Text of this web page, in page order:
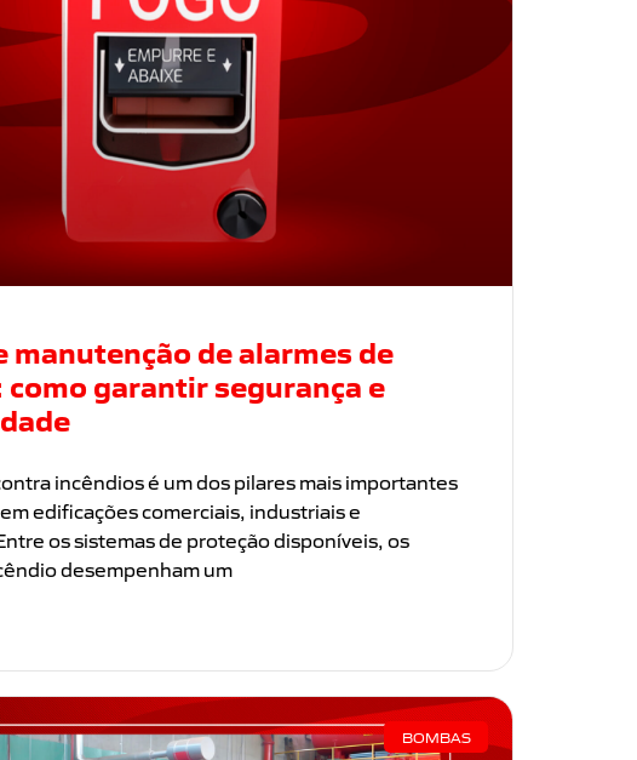
manutenção de alarmes de
garantir segurança e
incêndios é um dos pilares mais importantes
edificações comerciais, industriais e
os sistemas de proteção disponíveis, os
desempenham um
BOMBAS